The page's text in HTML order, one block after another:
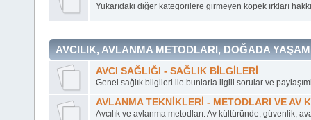
Yukarıdaki diğer kategorilere girmeyen köpek ırkları
AVCILIK, AVLANMA METODLARI, DOĞADA
AVCI SAĞLIĞI - SAĞLIK BİLGİLERİ
Genel sağlık bilgileri ile bunlarla ilgili sorular ve
AVLANMA TEKNİKLERİ - METODLARI VE AV
Avcılık ve avlanma metodları. Av kültüründe; güvenlik,